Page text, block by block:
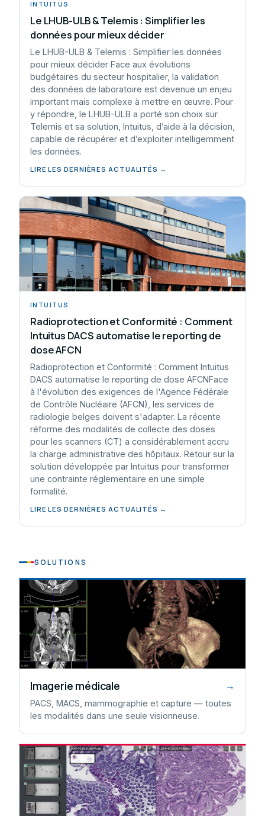
INTUITUS
Le LHUB-ULB & Telemis : Simplifier les
données pour mieux décider
Le LHUB-ULB & Telemis : Simplifier les données
pour mieux décider Face aux évolutions
budgétaires du secteur hospitalier, la validation
des données de laboratoire est devenue un enjeu
important mais complexe à mettre en œuvre. Pour
y répondre, le LHUB-ULB a porté son choix sur
Telemis et sa solution, Intuitus, d’aide à la décision,
capable de récupérer et d’exploiter intelligemment
les données.
LIRE LES DERNIÈRES ACTUALITÉS →
INTUITUS
Radioprotection et Conformité : Comment
Intuitus DACS automatise le reporting de
dose AFCN
Radioprotection et Conformité : Comment Intuitus
DACS automatise le reporting de dose AFCNFace
à l'évolution des exigences de l'Agence Fédérale
de Contrôle Nucléaire (AFCN), les services de
radiologie belges doivent s'adapter. La récente
réforme des modalités de collecte des doses
pour les scanners (CT) a considérablement accru
la charge administrative des hôpitaux. Retour sur la
solution développée par Intuitus pour transformer
une contrainte réglementaire en une simple
formalité.
LIRE LES DERNIÈRES ACTUALITÉS →
SOLUTIONS
Imagerie médicale →
PACS, MACS, mammographie et capture — toutes
les modalités dans une seule visionneuse.